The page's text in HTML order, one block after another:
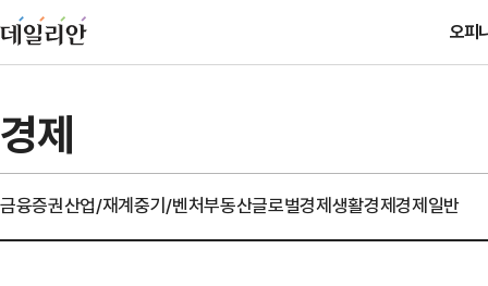
오피
경제
금융증권산업/재계중기/벤처부동산글로벌경제생활경제경제일반